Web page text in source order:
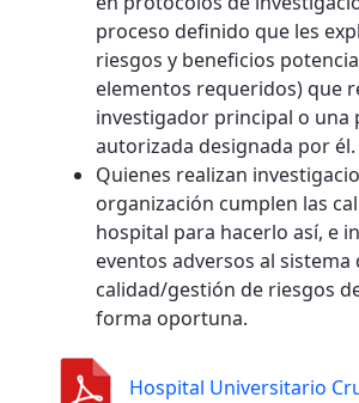
proceso definido que les
riesgos y beneficios
elementos requeridos) que
investigador principal o una
autorizada designada por él.
Quienes realizan
organización cumplen las
hospital para hacerlo así, e
eventos adversos al sistema
calidad/gestión de riesgos
forma oportuna.
Hospital Universitario